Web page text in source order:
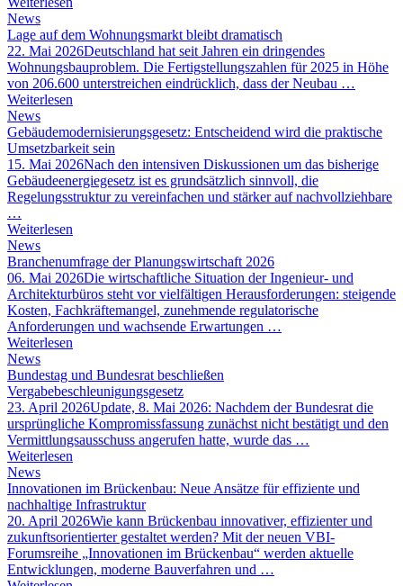
News
Lage auf dem Wohnungsmarkt bleibt dramatisch
22. Mai 2026Deutschland hat seit Jahren ein dringendes
Wohnungsbauproblem. Die Fertigstellungszahlen für 2025 in Höhe
von 206.600 unterstreichen eindrücklich, dass der Neubau …
Weiterlesen
News
Gebäudemodernisierungsgesetz: Entscheidend wird die praktische
Umsetzbarkeit sein
15. Mai 2026Nach den intensiven Diskussionen um das bisherige
Gebäudeenergiegesetz ist es grundsätzlich sinnvoll, die
Regelungsstruktur zu vereinfachen und stärker auf nachvollziehbare
…
Weiterlesen
News
Branchenumfrage der Planungswirtschaft 2026
06. Mai 2026Die wirtschaftliche Situation der Ingenieur- und
Architekturbüros steht vor vielfältigen Herausforderungen: steigende
Kosten, Fachkräftemangel, zunehmende regulatorische
Anforderungen und wachsende Erwartungen …
Weiterlesen
News
Bundestag und Bundesrat beschließen
Vergabebeschleunigungsgesetz
23. April 2026Update, 8. Mai 2026: Nachdem der Bundesrat die
ursprüngliche Kompromissfassung zunächst nicht bestätigt und den
Vermittlungsausschuss angerufen hatte, wurde das …
Weiterlesen
News
Innovationen im Brückenbau: Neue Ansätze für effiziente und
nachhaltige Infrastruktur
20. April 2026Wie kann Brückenbau innovativer, effizienter und
zukunftsorientierter gestaltet werden? Mit der neuen VBI-
Forumsreihe „Innovationen im Brückenbau“ werden aktuelle
Entwicklungen, moderne Bauverfahren und …